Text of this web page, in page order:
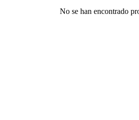
No se han encontrado